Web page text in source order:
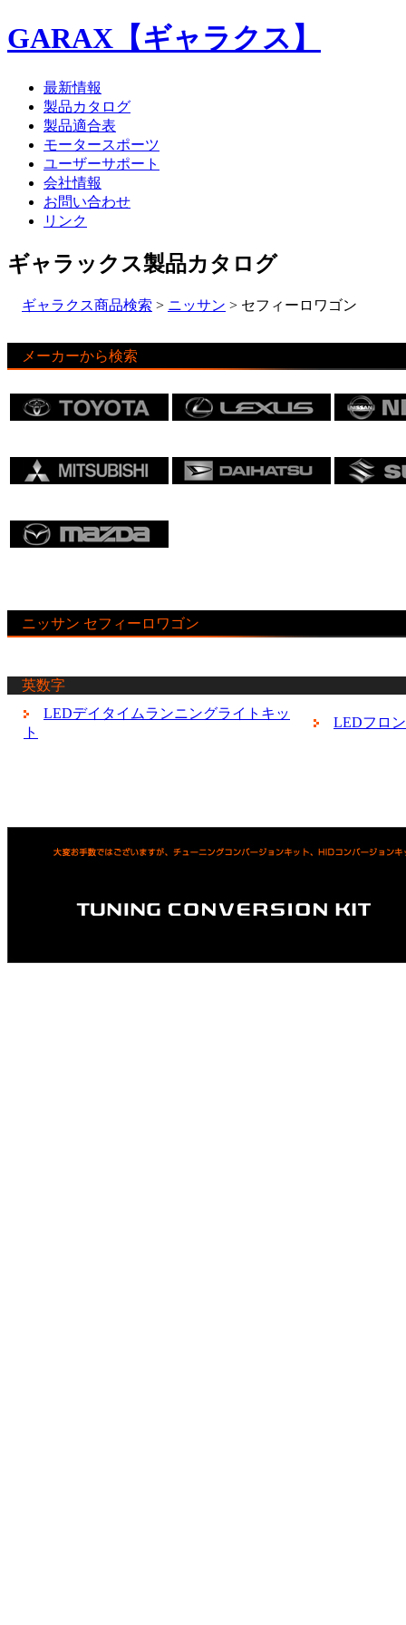
GARAX【ギャラクス】
最新情報
製品カタログ
製品適合表
モータースポーツ
ユーザーサポート
会社情報
お問い合わせ
リンク
ギャラックス製品カタログ
ギャラクス商品検索 > ニッサン > セフィーロワゴン
メーカーから検索
ニッサン セフィーロワゴン
英数字
LEDデイタイムランニングライトキッ
ト
LEDフロ